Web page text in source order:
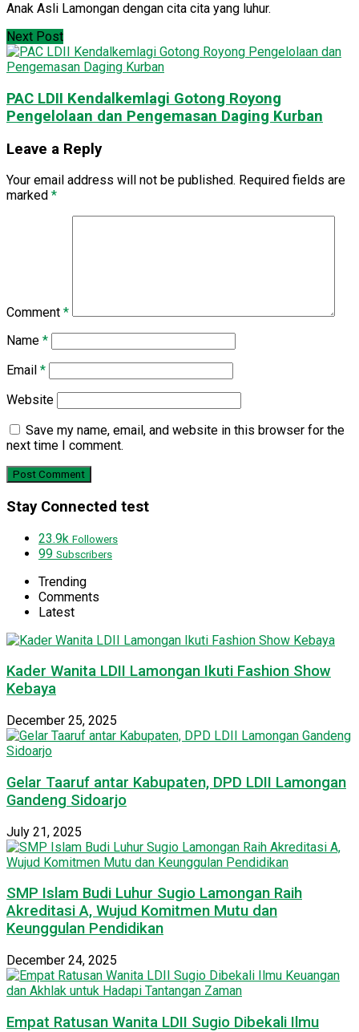
Anak Asli Lamongan dengan cita cita yang luhur.
Next Post
PAC LDII Kendalkemlagi Gotong Royong
Pengelolaan dan Pengemasan Daging Kurban
Leave a Reply
Your email address will not be published. Required fields are
marked *
Comment *
Name *
Email *
Website
Save my name, email, and website in this browser for the
next time I comment.
Stay Connected test
23.9k Followers
99 Subscribers
Trending
Comments
Latest
Kader Wanita LDII Lamongan Ikuti Fashion Show
Kebaya
December 25, 2025
Gelar Taaruf antar Kabupaten, DPD LDII Lamongan
Gandeng Sidoarjo
July 21, 2025
SMP Islam Budi Luhur Sugio Lamongan Raih
Akreditasi A, Wujud Komitmen Mutu dan
Keunggulan Pendidikan
December 24, 2025
Empat Ratusan Wanita LDII Sugio Dibekali Ilmu